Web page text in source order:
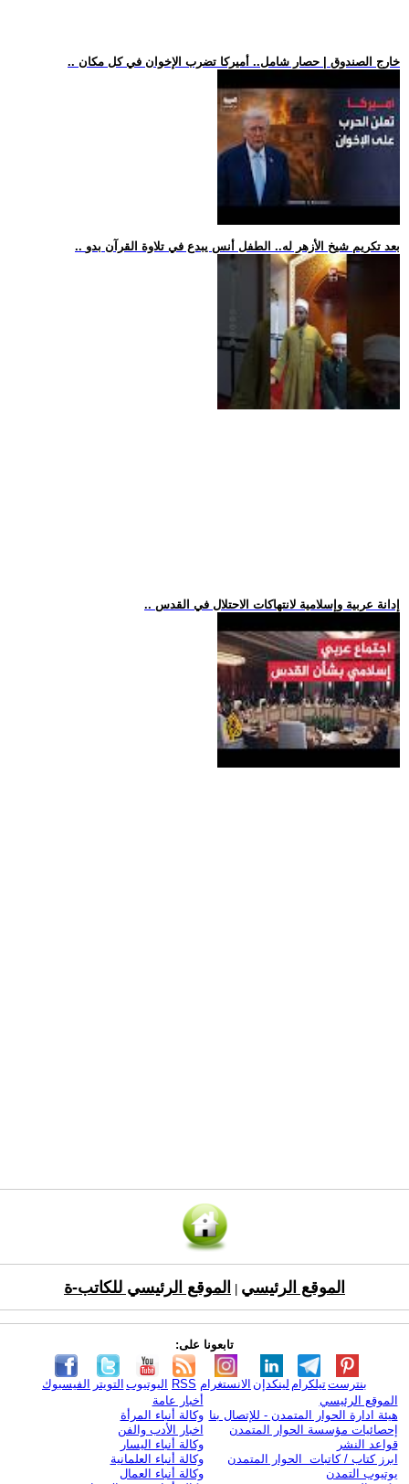
.. خارج الصندوق | حصار شامل.. أميركا تضرب الإخوان في كل مكان
.. بعد تكريم شيخ الأزهر له.. الطفل أنس يبدع في تلاوة القرآن بدو
.. إدانة عربية وإسلامية لانتهاكات الاحتلال في القدس
الموقع الرئيسي الموقع الرئيسي للكاتب-ة
تابعونا على:
الفيسبوك التويتر اليوتيوب RSS الانستغرام لينكدإن تيلكرامبنترست
الموقع الرئيسي
هيئة ادارة الحوار المتمدن - للإتصال بنا
إحصائيات مؤسسة الحوار المتمدن
قواعد النشر
ابرز كتاب / كاتبات الحوار المتمدن
يوتيوب التمدن
أخبار عامة
وكالة أنباء المرأة
اخبار الأدب والفن
وكالة أنباء اليسار
وكالة أنباء العلمانية
وكالة أنباء العمال